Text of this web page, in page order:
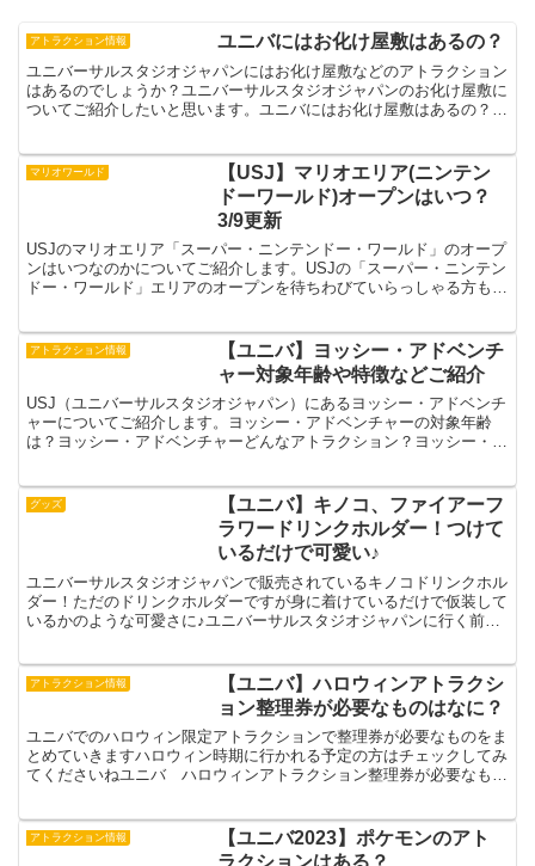
アトラクション情報 ユニバにはお化け屋敷はあるの？
ユニバーサルスタジオジャパンにはお化け屋敷などのアトラクション
はあるのでしょうか？ユニバーサルスタジオジャパンのお化け屋敷に
ついてご紹介したいと思います。ユニバにはお化け屋敷はあるの？ユ
マリオワールド
【USJ】マリオエリア(ニンテン
ドーワールド)オープンはいつ？
3/9更新
USJのマリオエリア「スーパー・ニンテンドー・ワールド」のオープ
ンはいつなのかについてご紹介します。USJの「スーパー・ニンテン
ドー・ワールド」エリアのオープンを待ちわびていらっしゃる方も多
アトラクション情報
【ユニバ】ヨッシー・アドベンチ
ャー対象年齢や特徴などご紹介
USJ（ユニバーサルスタジオジャパン）にあるヨッシー・アドベンチ
ャーについてご紹介します。ヨッシー・アドベンチャーの対象年齢
は？ヨッシー・アドベンチャーどんなアトラクション？ヨッシー・ア
グッズ
【ユニバ】キノコ、ファイアーフ
ラワードリンクホルダー！つけて
いるだけで可愛い♪
ユニバーサルスタジオジャパンで販売されているキノコドリンクホル
ダー！ただのドリンクホルダーですが身に着けているだけで仮装して
いるかのような可愛さに♪ユニバーサルスタジオジャパンに行く前に
アトラクション情報
【ユニバ】ハロウィンアトラクシ
ョン整理券が必要なものはなに？
ユニバでのハロウィン限定アトラクションで整理券が必要なものをま
とめていきますハロウィン時期に行かれる予定の方はチェックしてみ
てくださいねユニバ ハロウィンアトラクション整理券が必要なもの
アトラクション情報
【ユニバ2023】ポケモンのアト
ラクションはある？